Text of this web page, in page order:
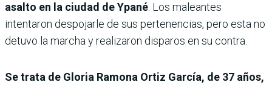
asalto en la ciudad de Ypané. Los maleantes
intentaron despojarle de sus pertenencias, pero esta no
detuvo la marcha y realizaron disparos en su contra.
Se trata de Gloria Ramona Ortiz García, de 37 años,